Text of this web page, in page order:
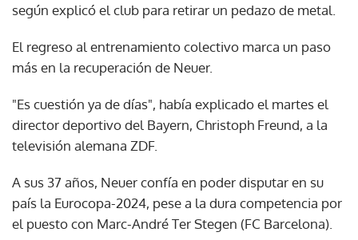
según explicó el club para retirar un pedazo de metal.
El regreso al entrenamiento colectivo marca un paso
más en la recuperación de Neuer.
"Es cuestión ya de días", había explicado el martes el
director deportivo del Bayern, Christoph Freund, a la
televisión alemana ZDF.
A sus 37 años, Neuer confía en poder disputar en su
país la Eurocopa-2024, pese a la dura competencia por
el puesto con Marc-André Ter Stegen (FC Barcelona).